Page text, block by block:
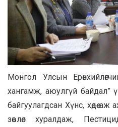
Монгол Улсын
хангамж, аюулгүй байдал”
байгуулагдсан Хүнс, хөдөө
зөвлөл хуралдаж,